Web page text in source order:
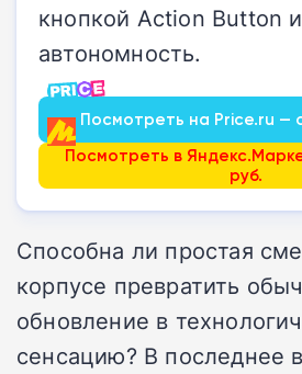
кнопкой Action Button
автономность.
Посмотреть на Price.ru —
Посмотреть в
руб.
Способна ли простая
корпусе превратить
обновление в
сенсацию? В последнее